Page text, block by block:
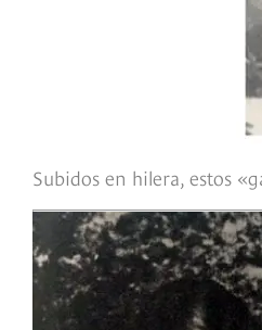
Subidos en hilera, estos